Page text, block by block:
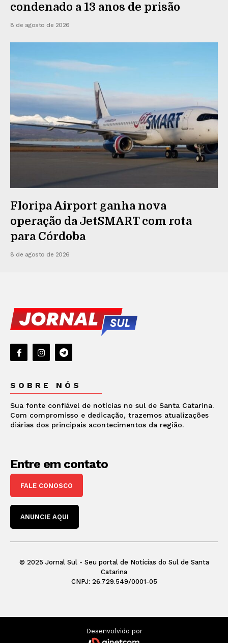
condenado a 13 anos de prisão
8 de agosto de 2026
Floripa Airport ganha nova
operação da JetSMART com rota
para Córdoba
8 de agosto de 2026
SOBRE NÓS
Sua fonte confiável de notícias no sul de Santa Catarina.
Com compromisso e dedicação, trazemos atualizações
diárias dos principais acontecimentos da região.
Entre em contato
FALE CONOSCO
ANUNCIE AQUI
© 2025 Jornal Sul - Seu portal de Notícias do Sul de Santa
Catarina
CNPJ: 26.729.549/0001-05
Desenvolvido por